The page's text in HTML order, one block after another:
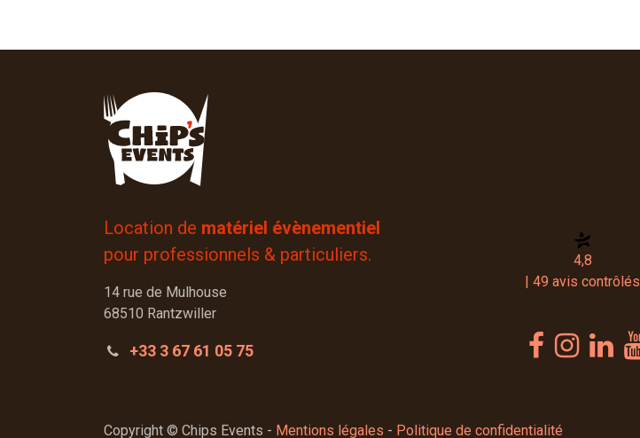
Location de matériel évènementiel
pour professionnels & particuliers.
14 rue de Mulhouse
68510 Rantzwiller
+33 3 67 61 05 75
4,8
| 49 avis contrôlés
Copyright © Chips Events - Mentions légales - Politique de confidentialité